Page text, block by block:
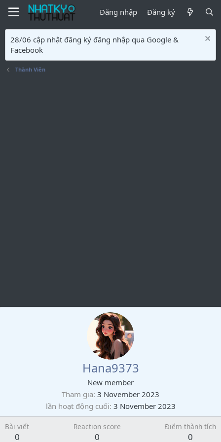
Đăng nhập Đăng ký
28/06 cập nhật đăng ký đăng nhập qua Google &
Facebook
Thành Viên
Hana9373
New member
Tham gia 3 November 2023
lần hoạt động cuối 3 November 2023
Bài viết
0
Reaction score
0
Điểm thành tích
0